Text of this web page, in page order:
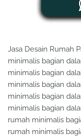
Jasa Desain Rumah
minimalis bagian
minimalis bagian
minimalis bagian
minimalis bagian
minimalis bagian
rumah minimalis
rumah minimalis